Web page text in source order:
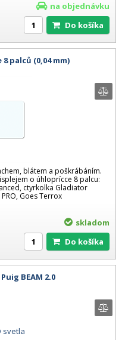
na objednávku
Do košíka
palců (0,04 mm)
blátem a poškrábáním.
o úhloprícce 8 palcu:
ctyrkolka Gladiator
Goes Terrox
skladom
Do košíka
BEAM 2.0